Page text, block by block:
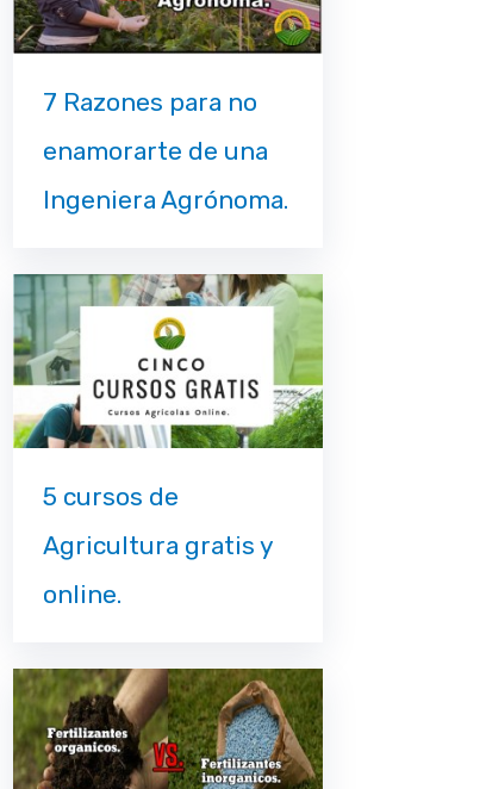
7 Razones para no
enamorarte de una
Ingeniera Agrónoma.
5 cursos de
Agricultura gratis y
online.